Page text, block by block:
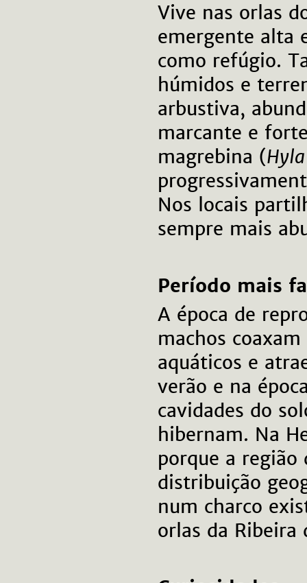
Vive nas orlas
emergente alta
como refúgio.
húmidos e
arbustiva,
marcante e
magrebina (
Nos locais
sempre mais
Período mais
A época de
machos
aquáticos e
verão e na
cavidades do
hibernam. Na
porque a
distribuição
num charco
orlas da Ribeira